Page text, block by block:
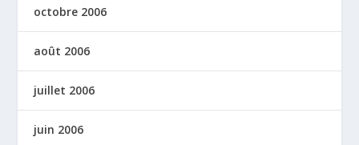
octobre 2006
août 2006
juillet 2006
juin 2006